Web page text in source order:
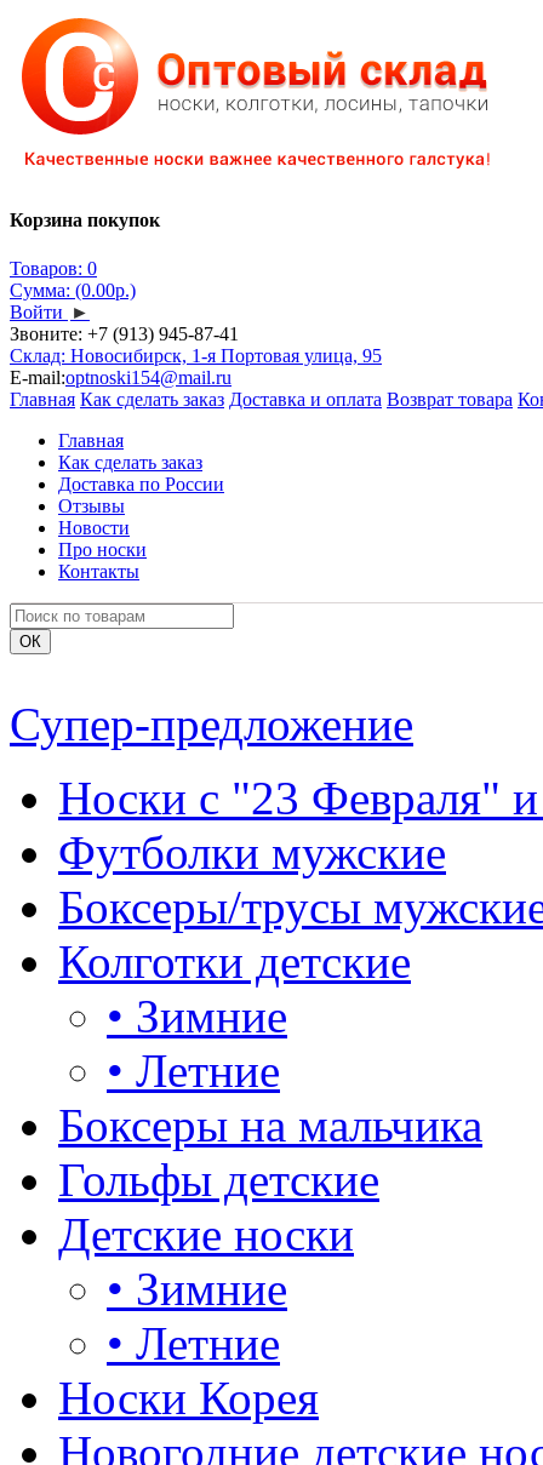
Корзина покупок
Товаров: 0
Сумма: (0.00р.)
Войти ►
Звоните: +7 (913) 945-87-41
Склад: Новосибирск, 1-я Портовая улица, 95
E-mail:optnoski154@mail.ru
Главная Как сделать заказ Доставка и оплата Возврат товара
Главная
Как сделать заказ
Доставка по России
Отзывы
Новости
Про носки
Контакты
Супер-предложение
Носки с "23 Февраля"
Футболки мужские
Боксеры/трусы
Колготки детские
• Зимние
• Летние
Боксеры на мальчика
Гольфы детские
Детские носки
• Зимние
• Летние
Носки Корея
Новогодние детские